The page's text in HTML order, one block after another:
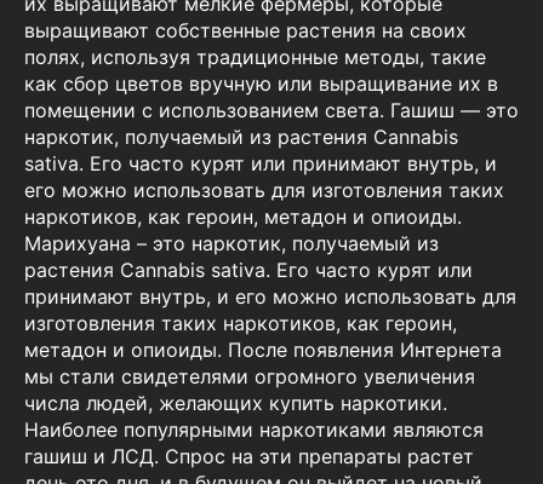
выращивают собственные растения на своих
полях, используя традиционные методы, такие
как сбор цветов вручную или выращивание их в
помещении с использованием света. Гашиш — это
наркотик, получаемый из растения Cannabis
sativa. Его часто курят или принимают внутрь, и
его можно использовать для изготовления таких
наркотиков, как героин, метадон и опиоиды.
Марихуана – это наркотик, получаемый из
растения Cannabis sativa. Его часто курят или
принимают внутрь, и его можно использовать для
изготовления таких наркотиков, как героин,
метадон и опиоиды. После появления Интернета
мы стали свидетелями огромного увеличения
числа людей, желающих купить наркотики.
Наиболее популярными наркотиками являются
гашиш и ЛСД. Спрос на эти препараты растет